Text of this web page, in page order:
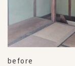
before